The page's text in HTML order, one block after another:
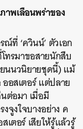
าพเลือนพร่าของ
ณ์ที่ ‘ควินน์’ ตัวเอก
ทรมาขอสายนักสืบ
ยนนวนิยายชุดนี้) แม้
อสเตอร์ แต่ปลาย
ต่อมา เมื่อมี
จูงใจบางอย่าง ค
ตอร์ เสียให้รู้แล้วรู้